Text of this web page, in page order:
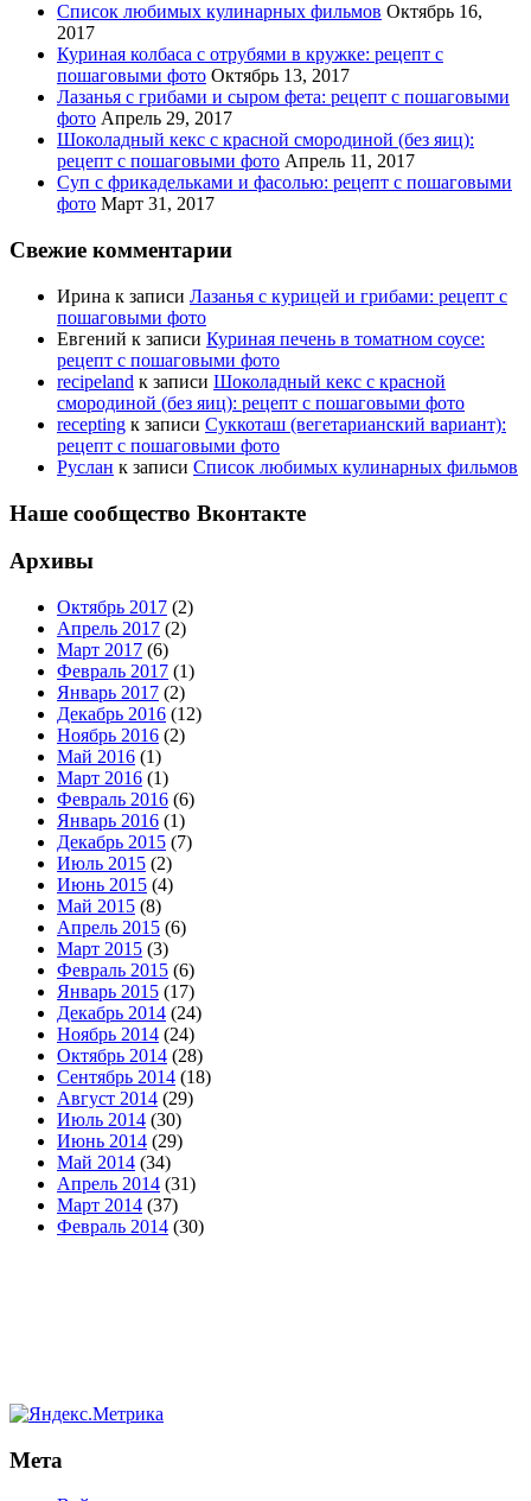
Список любимых кулинарных фильмов Октябрь 16,
2017
Куриная колбаса с отрубями в кружке: рецепт с
пошаговыми фото Октябрь 13, 2017
Лазанья с грибами и сыром фета: рецепт с пошаговыми
фото Апрель 29, 2017
Шоколадный кекс с красной смородиной (без яиц):
рецепт с пошаговыми фото Апрель 11, 2017
Суп с фрикадельками и фасолью: рецепт с пошаговыми
фото Март 31, 2017
Свежие комментарии
Ирина к записи Лазанья с курицей и грибами: рецепт с
пошаговыми фото
Евгений к записи Куриная печень в томатном соусе:
рецепт с пошаговыми фото
recipeland к записи Шоколадный кекс с красной
смородиной (без яиц): рецепт с пошаговыми фото
recepting к записи Суккоташ (вегетарианский вариант):
рецепт с пошаговыми фото
Руслан к записи Список любимых кулинарных фильмов
Наше сообщество Вконтакте
Архивы
Октябрь 2017 (2)
Апрель 2017 (2)
Март 2017 (6)
Февраль 2017 (1)
Январь 2017 (2)
Декабрь 2016 (12)
Ноябрь 2016 (2)
Май 2016 (1)
Март 2016 (1)
Февраль 2016 (6)
Январь 2016 (1)
Декабрь 2015 (7)
Июль 2015 (2)
Июнь 2015 (4)
Май 2015 (8)
Апрель 2015 (6)
Март 2015 (3)
Февраль 2015 (6)
Январь 2015 (17)
Декабрь 2014 (24)
Ноябрь 2014 (24)
Октябрь 2014 (28)
Сентябрь 2014 (18)
Август 2014 (29)
Июль 2014 (30)
Июнь 2014 (29)
Май 2014 (34)
Апрель 2014 (31)
Март 2014 (37)
Февраль 2014 (30)
Мета